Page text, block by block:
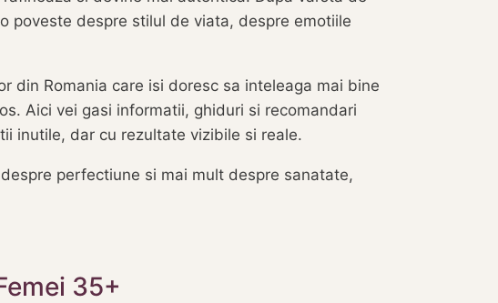
poveste despre stilul de viata, despre emotiile
din Romania care isi doresc sa inteleaga mai bine
Aici vei gasi informatii, ghiduri si recomandari
inutile, dar cu rezultate vizibile si reale.
perfectiune si mai mult despre sanatate,
35+